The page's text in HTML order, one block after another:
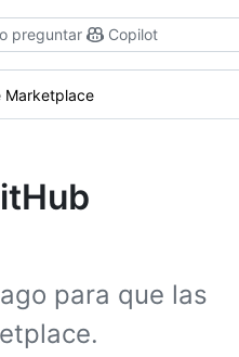
preguntar Copilot
Marketplace
para que las